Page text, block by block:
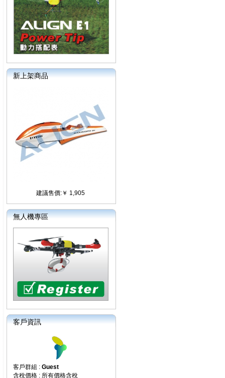
新上架商品
建議售價:￥ 1,905
無人機專區
客戶資訊
客戶群組 : Guest
含稅價格 : 所有價格含稅